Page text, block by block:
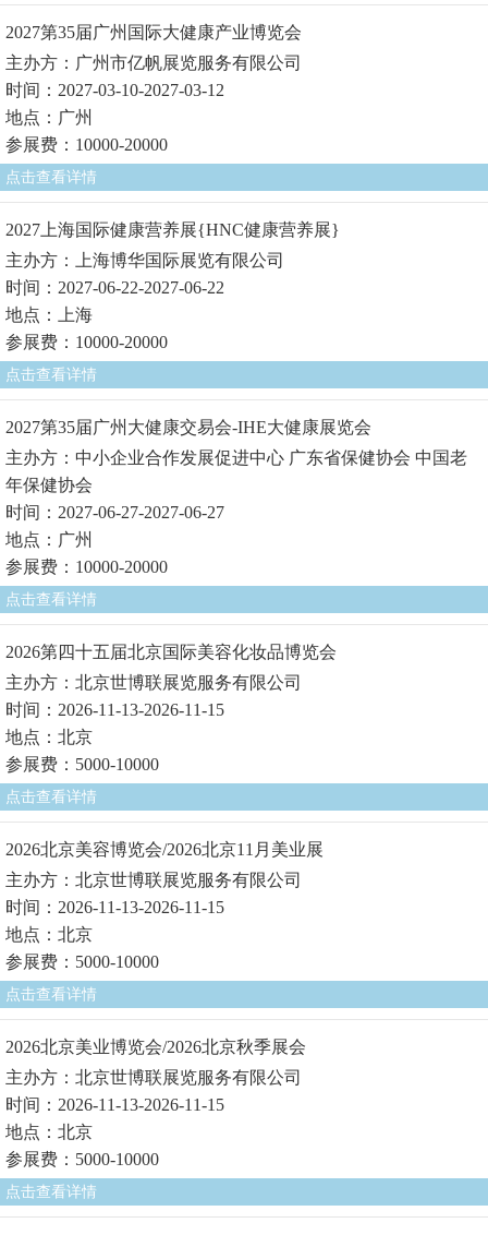
2027第35届广州国际大健康产业博览会
主办方：广州市亿帆展览服务有限公司
时间：2027-03-10-2027-03-12
地点：广州
参展费：10000-20000
点击查看详情
2027上海国际健康营养展{HNC健康营养展}
主办方：上海博华国际展览有限公司
时间：2027-06-22-2027-06-22
地点：上海
参展费：10000-20000
点击查看详情
2027第35届广州大健康交易会-IHE大健康展览会
主办方：中小企业合作发展促进中心 广东省保健协会 中国老
年保健协会
时间：2027-06-27-2027-06-27
地点：广州
参展费：10000-20000
点击查看详情
2026第四十五届北京国际美容化妆品博览会
主办方：北京世博联展览服务有限公司
时间：2026-11-13-2026-11-15
地点：北京
参展费：5000-10000
点击查看详情
2026北京美容博览会/2026北京11月美业展
主办方：北京世博联展览服务有限公司
时间：2026-11-13-2026-11-15
地点：北京
参展费：5000-10000
点击查看详情
2026北京美业博览会/2026北京秋季展会
主办方：北京世博联展览服务有限公司
时间：2026-11-13-2026-11-15
地点：北京
参展费：5000-10000
点击查看详情